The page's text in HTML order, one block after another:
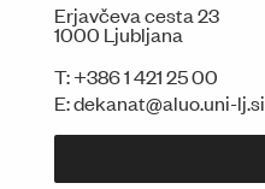
Erjavčeva cesta 23
1000 Ljubljana
T:+386 1 421 25 00
E:dekanat@aluo.uni-lj.si